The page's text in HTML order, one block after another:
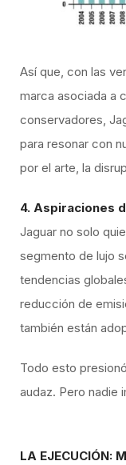
Así que, con las
marca asociada a
conservadores,
para resonar con
por el arte, la
4. Aspiraciones
Jaguar no solo
segmento de lujo
tendencias
reducción de
también están
Todo esto
audaz. Pero nadie
LA EJECUCIÓN: